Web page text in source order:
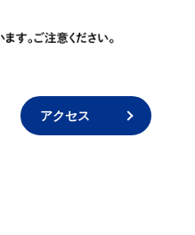
アクセス